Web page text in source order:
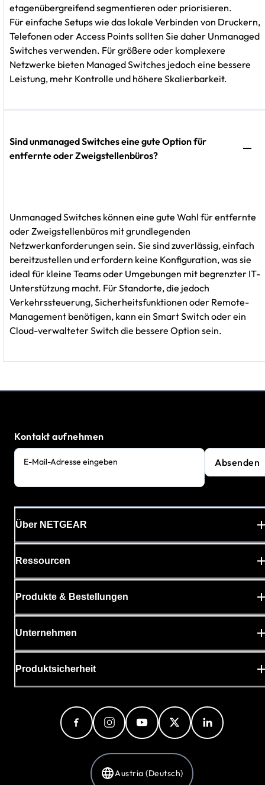
etagenübergreifend segmentieren oder priorisieren.
Für einfache Setups wie das lokale Verbinden von Druckern,
Telefonen oder Access Points sollten Sie daher Unmanaged
Switches verwenden. Für größere oder komplexere
Netzwerke bieten Managed Switches jedoch eine bessere
Leistung, mehr Kontrolle und höhere Skalierbarkeit.
Sind unmanaged Switches eine gute Option für
entfernte oder Zweigstellenbüros?
Unmanaged Switches können eine gute Wahl für entfernte
oder Zweigstellenbüros mit grundlegenden
Netzwerkanforderungen sein. Sie sind zuverlässig, einfach
bereitzustellen und erfordern keine Konfiguration, was sie
ideal für kleine Teams oder Umgebungen mit begrenzter IT-
Unterstützung macht. Für Standorte, die jedoch
Verkehrssteuerung, Sicherheitsfunktionen oder Remote-
Management benötigen, kann ein Smart Switch oder ein
Cloud-verwalteter Switch die bessere Option sein.
Kontakt aufnehmen
E-Mail-Adresse eingeben Absenden
Über NETGEAR
Ressourcen
Produkte & Bestellungen
Unternehmen
Produktsicherheit
Austria (Deutsch)